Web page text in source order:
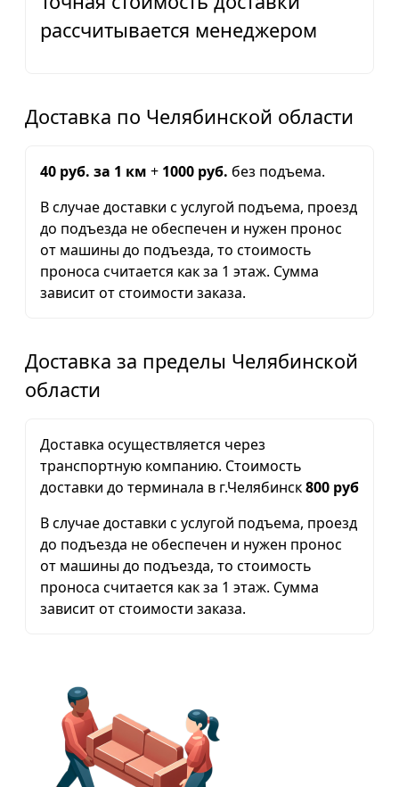
рассчитывается менеджером
Доставка по Челябинской области
40 руб. за 1 км + 1000 руб. без подъема.
В случае доставки с услугой подъема, проезд
до подъезда не обеспечен и нужен пронос
от машины до подъезда, то стоимость
проноса считается как за 1 этаж. Сумма
зависит от стоимости заказа.
Доставка за пределы Челябинской
области
Доставка осуществляется через
транспортную компанию. Стоимость
доставки до терминала в г.Челябинск800 руб
В случае доставки с услугой подъема, проезд
до подъезда не обеспечен и нужен пронос
от машины до подъезда, то стоимость
проноса считается как за 1 этаж. Сумма
зависит от стоимости заказа.